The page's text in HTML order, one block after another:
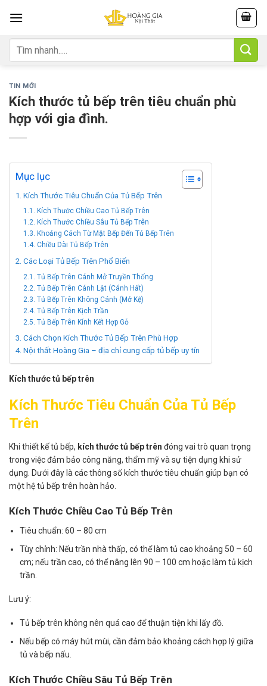
content
Tìm
kiếm:
TIN MỚI
Kích thước tủ bếp trên tiêu chuẩn phù
hợp với gia đình.
Mục lục
Kích Thước Tiêu Chuẩn Của Tủ Bếp Trên
Kích Thước Chiều Cao Tủ Bếp Trên
Kích Thước Chiều Sâu Tủ Bếp Trên
Khoảng Cách Từ Mặt Bếp Đến Tủ Bếp Trên
Chiều Dài Tủ Bếp Trên
Các Loại Tủ Bếp Trên Phổ Biến
Tủ Bếp Trên Cánh Mở Truyền Thống
Tủ Bếp Trên Cánh Lật (Cánh Hất)
Tủ Bếp Trên Không Cánh (Mở Kệ)
Tủ Bếp Trên Kịch Trần
Tủ Bếp Trên Kính Kết Hợp Gỗ
Cách Chọn Kích Thước Tủ Bếp Trên Phù Hợp
Nội thất Hoàng Gia – địa chỉ cung cấp tủ bếp uy tín
Kích thước tủ bếp trên
Kích Thước Tiêu Chuẩn Của Tủ Bếp
Trên
Khi thiết kế tủ bếp, kích thước tủ bếp trên đóng vai trò quan trọng
trong việc đảm bảo công năng, thẩm mỹ và sự tiện dụng khi sử
dụng. Dưới đây là các thông số kích thước tiêu chuẩn giúp bạn có
một hệ tủ bếp trên hoàn hảo.
Kích Thước Chiều Cao Tủ Bếp Trên
Tiêu chuẩn: 60 – 80 cm
Tùy chỉnh: Nếu trần nhà thấp, có thể làm tủ cao khoảng 50 – 60
cm; nếu trần cao, có thể nâng lên 90 – 100 cm hoặc làm tủ kịch
trần.
Lưu ý:
Tủ bếp trên không nên quá cao để thuận tiện khi lấy đồ.
Nếu bếp có máy hút mùi, cần đảm bảo khoảng cách hợp lý giữa
tủ và bếp nấu.
Kích Thước Chiều Sâu Tủ Bếp Trên